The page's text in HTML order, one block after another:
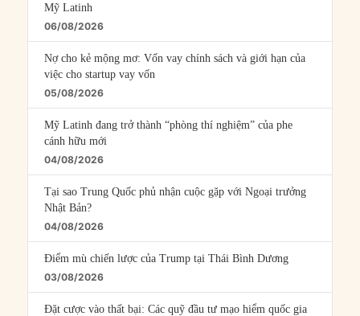
Mỹ Latinh
06/08/2026
Nợ cho kẻ mộng mơ: Vốn vay chính sách và giới hạn của
việc cho startup vay vốn
05/08/2026
Mỹ Latinh đang trở thành “phòng thí nghiệm” của phe
cánh hữu mới
04/08/2026
Tại sao Trung Quốc phủ nhận cuộc gặp với Ngoại trưởng
Nhật Bản?
04/08/2026
Điểm mù chiến lược của Trump tại Thái Bình Dương
03/08/2026
Đặt cược vào thất bại: Các quỹ đầu tư mạo hiểm quốc gia